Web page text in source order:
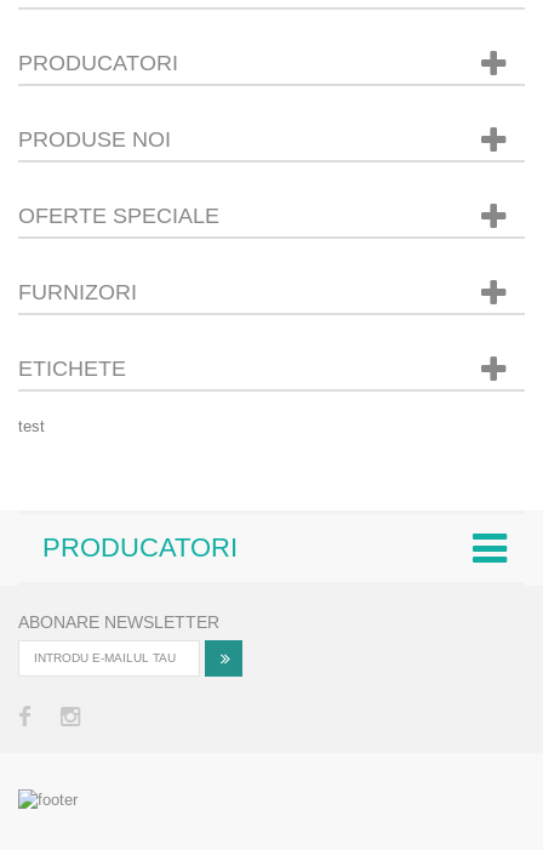
PRODUCATORI
PRODUSE NOI
OFERTE SPECIALE
FURNIZORI
ETICHETE
test
PRODUCATORI
ABONARE NEWSLETTER